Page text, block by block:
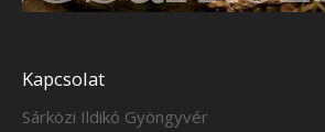
Kapcsolat
Sárközi Ildikó Gyöngyvér